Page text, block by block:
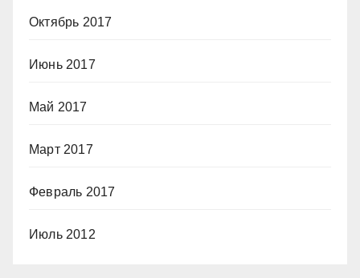
Октябрь 2017
Июнь 2017
Май 2017
Март 2017
Февраль 2017
Июль 2012